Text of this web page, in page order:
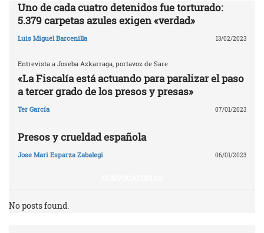
Uno de cada cuatro detenidos fue torturado:
5.379 carpetas azules exigen «verdad»
Luis Miguel Barcenilla 13/02/2023
Entrevista a Joseba Azkarraga, portavoz de Sare
«La Fiscalía está actuando para paralizar el paso
a tercer grado de los presos y presas»
Ter García 07/01/2023
Presos y crueldad española
Jose Mari Esparza Zabalegi 06/01/2023
No posts found.